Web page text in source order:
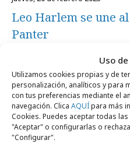
Uso
Utilizamos cookies propias y de
personalización, analíticos y para
con tus preferencias mediante el
navegación. Clica AQUÍpara más
Cookies. Puedes aceptar todas
"Aceptar" o configurarlas o
"Configurar".
Leo Harlem se une
Panter
Campañas